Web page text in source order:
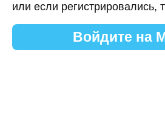
или если регистрировались,
Войдите на